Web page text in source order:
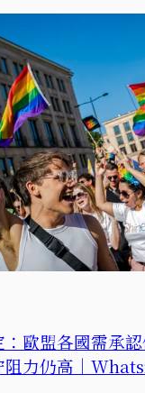
歐盟各國需承
阻力仍高｜